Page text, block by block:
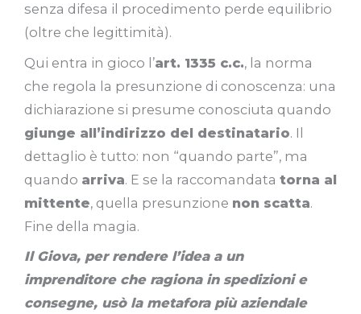
senza difesa il procedimento perde equilibrio
(oltre che legittimità).
Qui entra in gioco l’art. 1335 c.c., la norma
che regola la presunzione di conoscenza: una
dichiarazione si presume conosciuta quando
giunge all’indirizzo del destinatario. Il
dettaglio è tutto: non “quando parte”, ma
quando arriva. E se la raccomandata torna al
mittente, quella presunzione non scatta.
Fine della magia.
Il Giova, per rendere l’idea a un
imprenditore che ragiona in spedizioni e
consegne, usò la metafora più aziendale